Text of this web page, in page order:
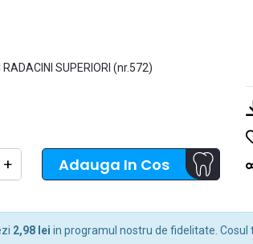
SUPERIORI (nr.572)
+ Adauga In Cos
2,98 lei in programul nostru de fidelitate. Cosul